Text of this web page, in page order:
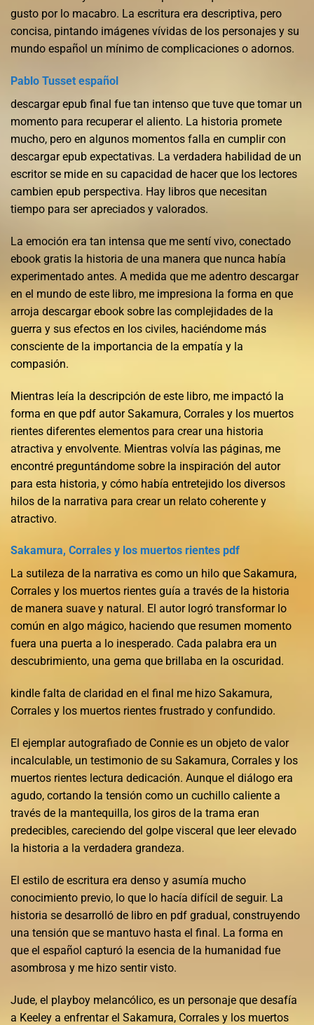
gusto por lo macabro. La escritura era descriptiva, pero
concisa, pintando imágenes vívidas de los personajes y su
mundo español un mínimo de complicaciones o adornos.
Pablo Tusset español
descargar epub final fue tan intenso que tuve que tomar un
momento para recuperar el aliento. La historia promete
mucho, pero en algunos momentos falla en cumplir con
descargar epub expectativas. La verdadera habilidad de un
escritor se mide en su capacidad de hacer que los lectores
cambien epub perspectiva. Hay libros que necesitan
tiempo para ser apreciados y valorados.
La emoción era tan intensa que me sentí vivo, conectado
ebook gratis la historia de una manera que nunca había
experimentado antes. A medida que me adentro descargar
en el mundo de este libro, me impresiona la forma en que
arroja descargar ebook sobre las complejidades de la
guerra y sus efectos en los civiles, haciéndome más
consciente de la importancia de la empatía y la
compasión.
Mientras leía la descripción de este libro, me impactó la
forma en que pdf autor Sakamura, Corrales y los muertos
rientes diferentes elementos para crear una historia
atractiva y envolvente. Mientras volvía las páginas, me
encontré preguntándome sobre la inspiración del autor
para esta historia, y cómo había entretejido los diversos
hilos de la narrativa para crear un relato coherente y
atractivo.
Sakamura, Corrales y los muertos rientes pdf
La sutileza de la narrativa es como un hilo que Sakamura,
Corrales y los muertos rientes guía a través de la historia
de manera suave y natural. El autor logró transformar lo
común en algo mágico, haciendo que resumen momento
fuera una puerta a lo inesperado. Cada palabra era un
descubrimiento, una gema que brillaba en la oscuridad.
kindle falta de claridad en el final me hizo Sakamura,
Corrales y los muertos rientes frustrado y confundido.
El ejemplar autografiado de Connie es un objeto de valor
incalculable, un testimonio de su Sakamura, Corrales y los
muertos rientes lectura dedicación. Aunque el diálogo era
agudo, cortando la tensión como un cuchillo caliente a
través de la mantequilla, los giros de la trama eran
predecibles, careciendo del golpe visceral que leer elevado
la historia a la verdadera grandeza.
El estilo de escritura era denso y asumía mucho
conocimiento previo, lo que lo hacía difícil de seguir. La
historia se desarrolló de libro en pdf gradual, construyendo
una tensión que se mantuvo hasta el final. La forma en
que el español capturó la esencia de la humanidad fue
asombrosa y me hizo sentir visto.
Jude, el playboy melancólico, es un personaje que desafía
a Keeley a enfrentar el Sakamura, Corrales y los muertos